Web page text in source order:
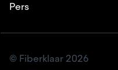
Pers
© Fiberklaar 2026